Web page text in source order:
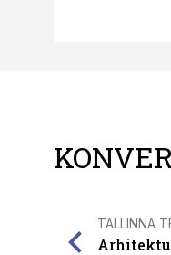
TALLINNA